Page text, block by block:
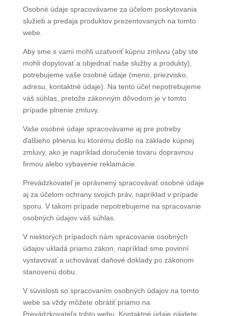
Osobné údaje spracovávame za účelom poskytovania
služieb a predaja produktov prezentovaných na tomto
webe.
Aby sme s vami mohli uzatvoriť kúpnu zmluvu (aby ste
mohli dopytovať a objednať naše služby a produkty),
potrebujeme vaše osobné údaje (meno, priezvisko,
adresu, kontaktné údaje). Na tento účel nepotrebujeme
váš súhlas, pretože zákonným dôvodom je v tomto
prípade plnenie zmluvy.
Vaše osobné údaje spracovávame aj pre potreby
ďalšieho plnenia ku ktorému došlo na základe kúpnej
zmluvy, ako je napríklad doručenie tovaru dopravnou
firmou alebo vybavenie reklamácie.
Prevádzkovateľ je oprávnený spracovávať osobné údaje
aj za účelom ochrany svojich práv, napríklad v prípade
sporu. V takom prípade nepotrebujeme na spracovanie
osobných údajov váš súhlas.
V niektorých prípadoch nám spracovanie osobných
údajov ukladá priamo zákon, napríklad sme povinní
vystavovať a uchovávať daňové doklady po zákonom
stanovenú dobu.
V súvislosti so spracovaním osobných údajov na tomto
webe sa vždy môžete obrátiť priamo na
Prevádzkovateľa tohto webu. Kontaktné údaje nájdete